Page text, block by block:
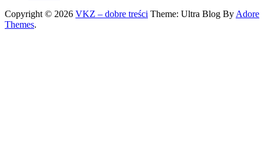
Copyright © 2026 VKZ – dobre treści Theme: Ultra Blog By Adore
Themes.